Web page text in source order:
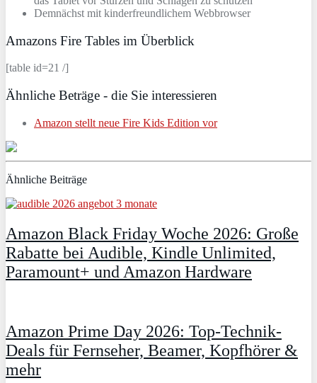
Demnächst mit kinderfreundlichem Webbrowser
Amazons Fire Tables im Überblick
[table id=21 /]
Ähnliche Beträge - die Sie interessieren
Amazon stellt neue Fire Kids Edition vor
Ähnliche Beiträge
Amazon Black Friday Woche 2026: Große
Rabatte bei Audible, Kindle Unlimited,
Paramount+ und Amazon Hardware
Amazon Prime Day 2026: Top-Technik-
Deals für Fernseher, Beamer, Kopfhörer &
mehr